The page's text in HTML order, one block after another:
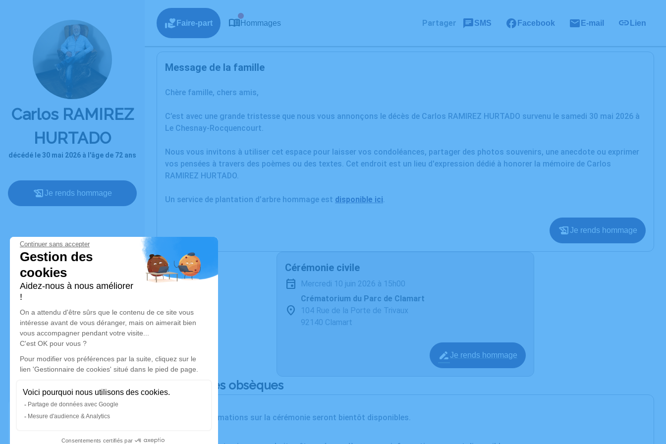
Carlos RAMIREZ
HURTADO
décédé le 30 mai 2026 à l'âge de 72 ans
Je rends hommage
Faire-part Hommages Partager SMS Facebook E-mail Lien
Message de la famille
Chère famille, chers amis,
C’est avec une grande tristesse que nous vous annonçons le décès de Carlos RAMIREZ HURTADO survenu le samedi 30 mai 2026 à
Le Chesnay-Rocquencourt.
Nous vous invitons à utiliser cet espace pour laisser vos condoléances, partager des photos souvenirs, une anecdote ou exprimer
vos pensées à travers des poèmes ou des textes. Cet endroit est un lieu d'expression dédié à honorer la mémoire de Carlos
RAMIREZ HURTADO.
Un service de plantation d’arbre hommage est disponible ici.
Je rends hommage
Cérémonie civile
mercredi 10 juin 2026 à 15h00
Crématorium du Parc de Clamart
104 Rue de la Porte de Trivaux
92140 Clamart
Je rends hommage
Déroulé des obsèques
Les informations sur la cérémonie seront bientôt disponibles.